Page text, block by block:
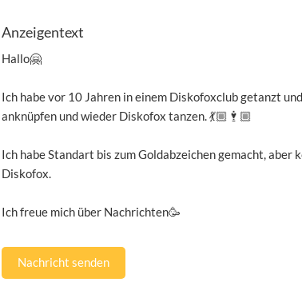
Anzeigentext
Hallo🤗
Ich habe vor 10 Jahren in einem Diskofoxclub getanzt
anknüpfen und wieder Diskofox tanzen. 💃🏼🕴🏼
Ich habe Standart bis zum Goldabzeichen gemacht,
Diskofox.
Ich freue mich über Nachrichten🥳
Nachricht senden